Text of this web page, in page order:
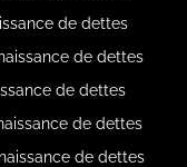
de dettes
de dettes
de dettes
de dettes
de dettes